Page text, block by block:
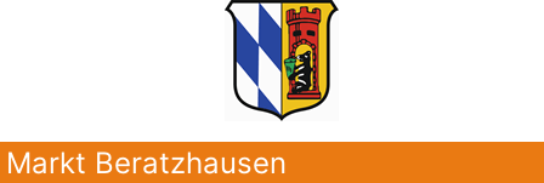
Markt Beratzhausen